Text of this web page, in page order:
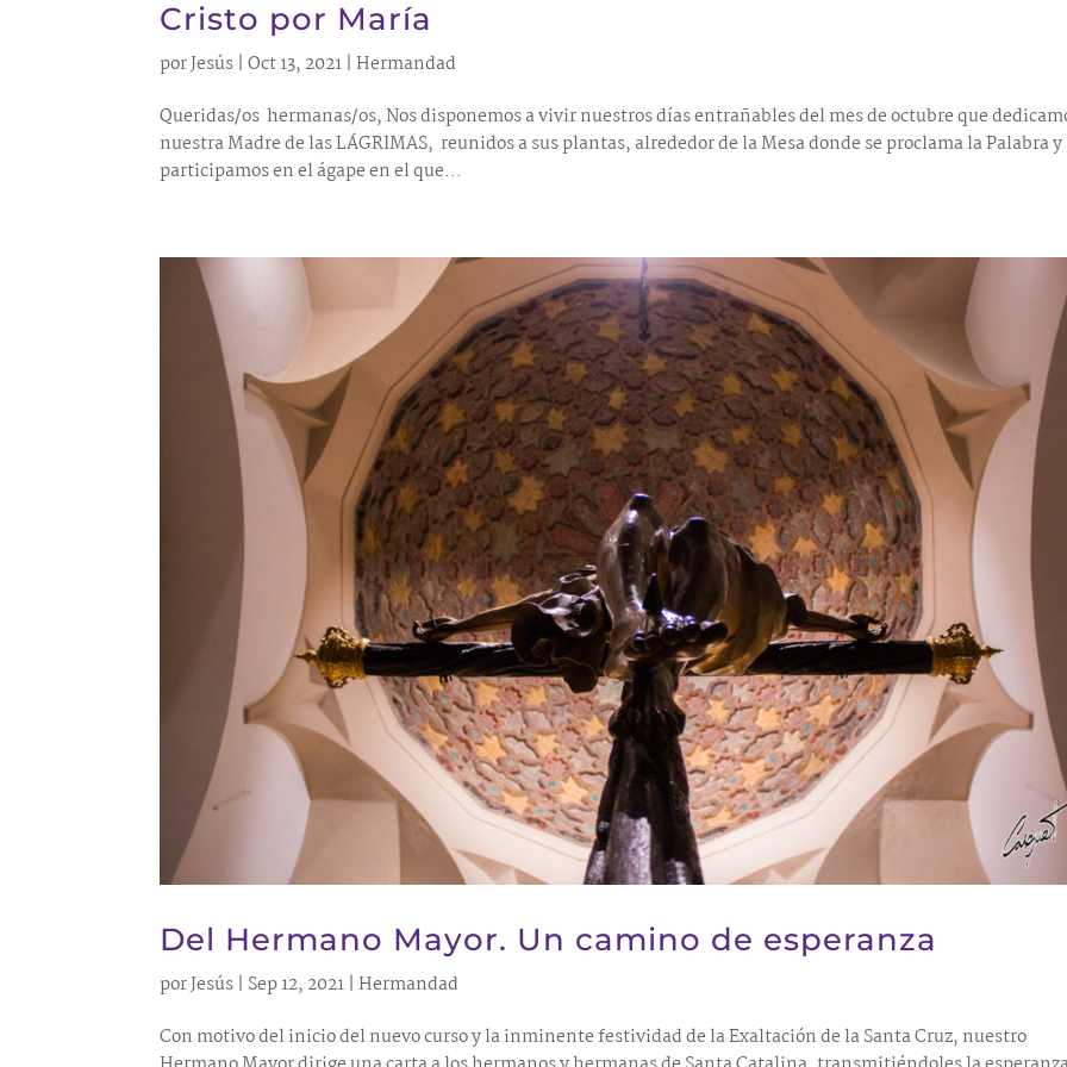
Cristo por María
porJesús |Oct 13, 2021 |Hermandad
Queridas/os hermanas/os, Nos disponemos a vivir nuestros días entrañables del mes de octubre que
nuestra Madre de las LÁGRIMAS, reunidos a sus plantas, alrededor de la Mesa donde se proclama la Palabra y
participamos en el ágape en el que...
Del Hermano Mayor. Un camino de esperanza
porJesús | Sep 12, 2021 |Hermandad
Con motivo del inicio del nuevo curso y la inminente festividad de la Exaltación de la Santa Cruz, nuestro